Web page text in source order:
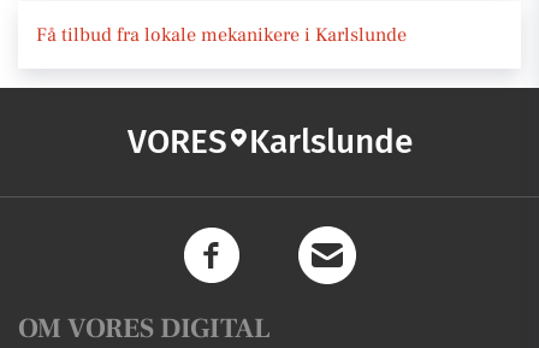
Få tilbud fra lokale mekanikere i Karlslunde
VORES Karlslunde
OM VORES DIGITAL